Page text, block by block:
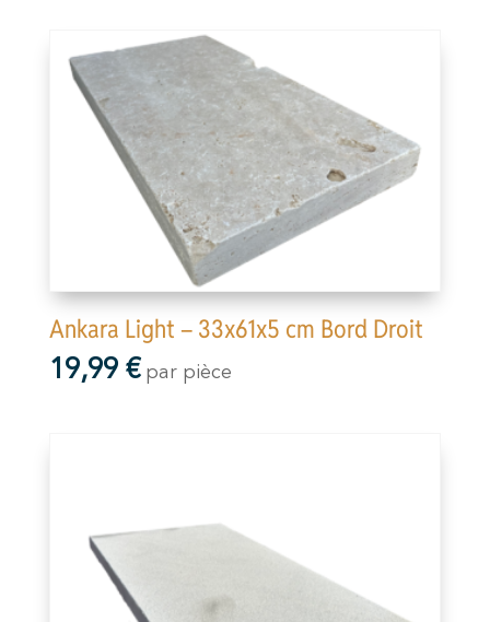
Ankara Light – 33x61x5 cm Bord Droit
19,99 € par pièce